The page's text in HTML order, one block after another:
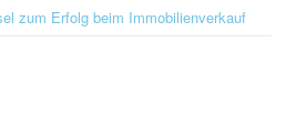
zum Erfolg beim Immobilienverkauf